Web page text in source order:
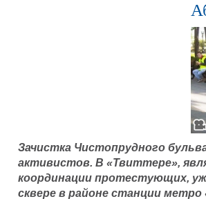
Зачистка Чистопрудного
активистов. В «Твиттере»,
координации протестующих,
сквере в районе станции